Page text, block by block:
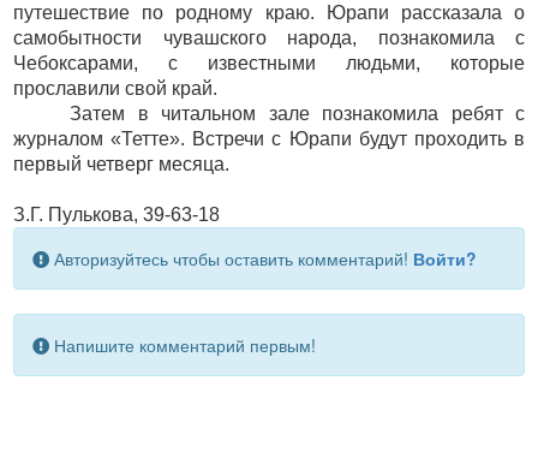
путешествие по родному краю. Юрапи рассказала о
самобытности чувашского народа, познакомила с
Чебоксарами, с известными людьми, которые
прославили свой край.
Затем в читальном зале познакомила ребят с
журналом «Тетте». Встречи с Юрапи будут проходить в
первый четверг месяца.
З.Г. Пулькова, 39-63-18
Авторизуйтесь чтобы оставить комментарий! Войти?
Напишите комментарий первым!